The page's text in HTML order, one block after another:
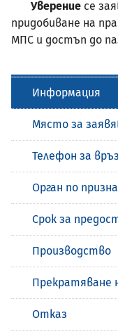
Уверение се
придобиване на
МПС и достъп до
Информация
Място за
Телефон за
Орган по
Срок за
Производство
Прекратяване
Отказ